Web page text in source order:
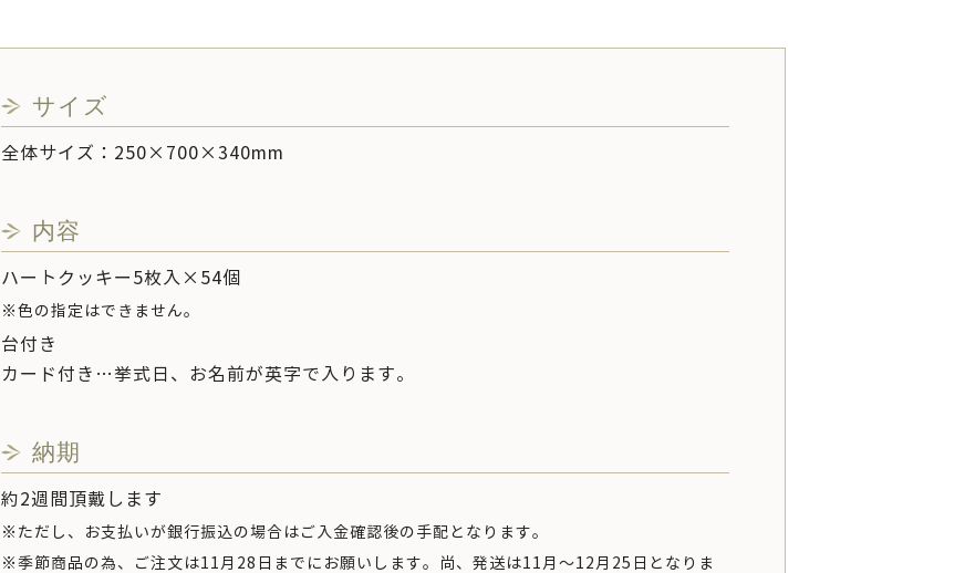
サイズ
全体サイズ：250×700×340mm
内容
ハートクッキー5枚入×54個
※色の指定はできません。
台付き
カード付き…挙式日、お名前が英字で入ります。
納期
約2週間頂戴します
※ただし、お支払いが銀行振込の場合はご入金確認後の手配となります。
※季節商品の為、ご注文は11月28日までにお願いします。尚、発送は11月～12月25日となりま